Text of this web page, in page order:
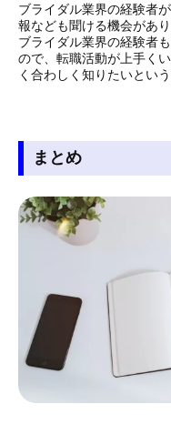
ブライダル業界の経験者
報なども聞ける機会があり
ブライダル業界の経験者
ので、転職活動が上手く
く合わしく知りたいとい
ま